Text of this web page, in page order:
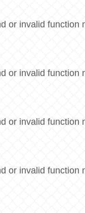
or invalid function
or invalid function
or invalid function
or invalid function